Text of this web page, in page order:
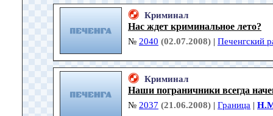
Криминал
Нас ждет криминальное лето?
№ 2040 (02.07.2008) | Печенгский
Криминал
Наши пограничники всегда
№ 2037 (21.06.2008) | Граница |